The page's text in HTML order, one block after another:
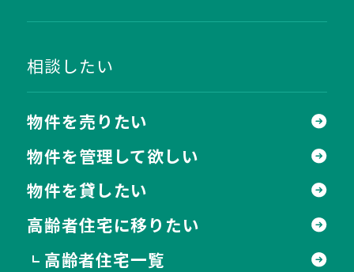
相談したい
物件を売りたい
物件を管理して欲しい
物件を貸したい
高齢者住宅に移りたい
┗ 高齢者住宅一覧